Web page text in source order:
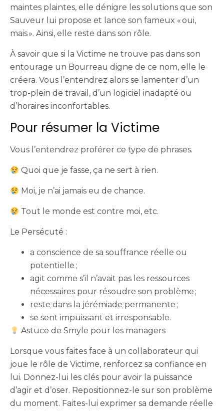
maintes plaintes, elle dénigre les solutions que son
Sauveur lui propose et lance son fameux « oui,
mais ». Ainsi, elle reste dans son rôle.
À savoir que si la Victime ne trouve pas dans son
entourage un Bourreau digne de ce nom, elle le
créera. Vous l’entendrez alors se lamenter d’un
trop-plein de travail, d’un logiciel inadapté ou
d’horaires inconfortables.
Pour résumer la Victime
Vous l’entendrez proférer ce type de phrases.
Quoi que je fasse, ça ne sert à rien.
Moi, je n’ai jamais eu de chance.
Tout le monde est contre moi, etc.
Le Persécuté :
a conscience de sa souffrance réelle ou
potentielle ;
agit comme s’il n’avait pas les ressources
nécessaires pour résoudre son problème ;
reste dans la jérémiade permanente ;
se sent impuissant et irresponsable.
Astuce de Smyle pour les managers
Lorsque vous faites face à un collaborateur qui
joue le rôle de Victime, renforcez sa confiance en
lui. Donnez-lui les clés pour avoir la puissance
d’agir et d’oser. Repositionnez-le sur son problème
du moment. Faites-lui exprimer sa demande réelle